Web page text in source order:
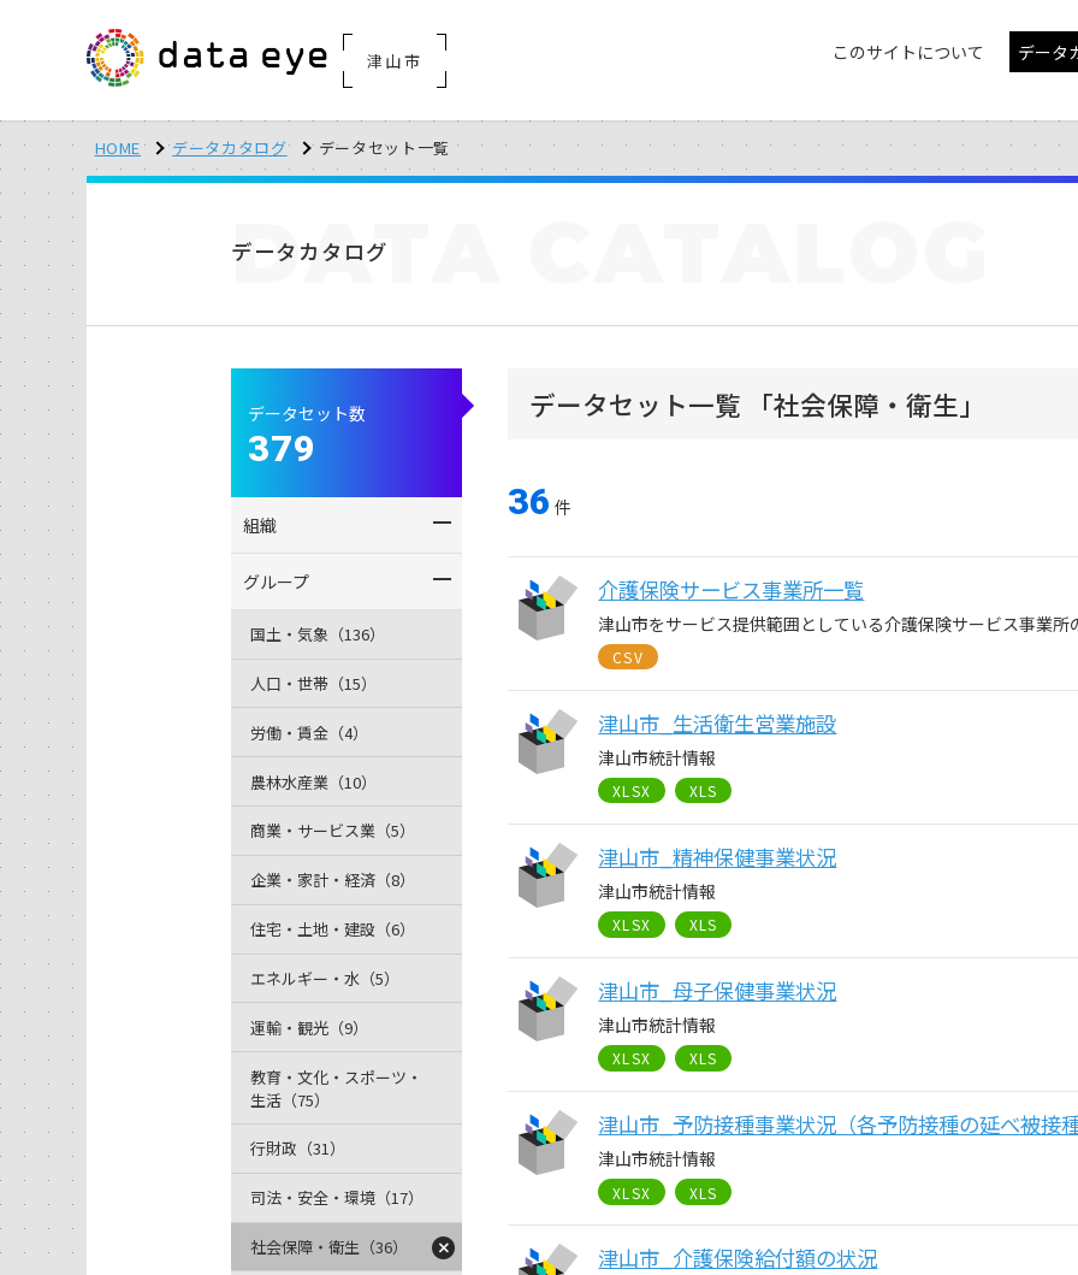
津山市 このサイトについて データ
HOME データカタログ データセット一覧
データカタログ
DATA
データセット一覧 「社会保障・衛生」
36 件
介護保険サービス事業所一覧
津山市をサービス提供範囲としている介護保険サービス事業所
CSV
津山市_生活衛生営業施設
津山市統計情報
XLSX XLS
津山市_精神保健事業状況
津山市統計情報
XLSX XLS
津山市_母子保健事業状況
津山市統計情報
XLSX XLS
津山市_予防接種事業状況（各予防接種の延べ被接
津山市統計情報
XLSX XLS
津山市_介護保険給付額の状況
データセット数
379
組織
グループ
国土・気象（136）
人口・世帯（15）
労働・賃金（4）
農林水産業（10）
商業・サービス業（5）
企業・家計・経済（8）
住宅・土地・建設（6）
エネルギー・水（5）
運輸・観光（9）
教育・文化・スポーツ・
生活（75）
行財政（31）
司法・安全・環境（17）
社会保障・衛生（36）